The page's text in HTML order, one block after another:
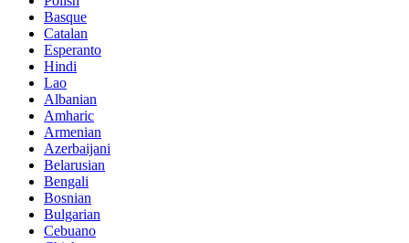
Basque
Catalan
Esperanto
Hindi
Lao
Albanian
Amharic
Armenian
Azerbaijani
Belarusian
Bengali
Bosnian
Bulgarian
Cebuano